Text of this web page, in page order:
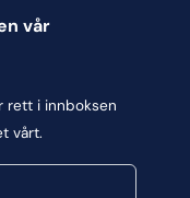
vår
rett i innboksen
vårt.